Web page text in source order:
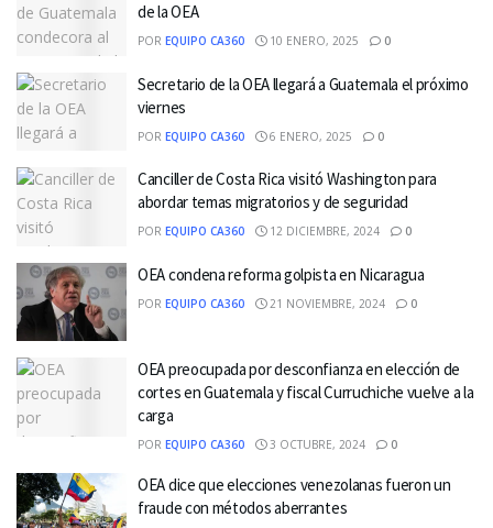
de la OEA
POR EQUIPO CA360 10 ENERO, 2025 0
Secretario de la OEA llegará a Guatemala el próximo
viernes
POR EQUIPO CA360 6 ENERO, 2025 0
Canciller de Costa Rica visitó Washington para
abordar temas migratorios y de seguridad
POR EQUIPO CA360 12 DICIEMBRE, 2024 0
OEA condena reforma golpista en Nicaragua
POR EQUIPO CA360 21 NOVIEMBRE, 2024 0
OEA preocupada por desconfianza en elección de
cortes en Guatemala y fiscal Curruchiche vuelve a la
carga
POR EQUIPO CA360 3 OCTUBRE, 2024 0
OEA dice que elecciones venezolanas fueron un
fraude con métodos aberrantes